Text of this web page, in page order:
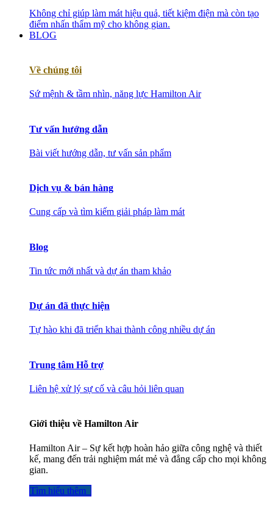
Không chỉ giúp làm mát hiệu quả, tiết kiệm điện mà còn tạo
điểm nhấn thẩm mỹ cho không gian.
BLOG
Về chúng tôi
Sứ mệnh & tầm nhìn, năng lực Hamilton Air
Tư vấn hướng dẫn
Bài viết hướng dẫn, tư vấn sản phẩm
Dịch vụ & bán hàng
Cung cấp và tìm kiếm giải pháp làm mát
Blog
Tin tức mới nhất và dự án tham khảo
Dự án đã thực hiện
Tự hào khi đã triển khai thành công nhiều dự án
Trung tâm Hỗ trợ
Liên hệ xử lý sự cố và câu hỏi liên quan
Giới thiệu về Hamilton Air
Hamilton Air – Sự kết hợp hoàn hảo giữa công nghệ và thiết
kế, mang đến trải nghiệm mát mẻ và đẳng cấp cho mọi không
gian.
Tìm hiểu thêm​​​​​​​​